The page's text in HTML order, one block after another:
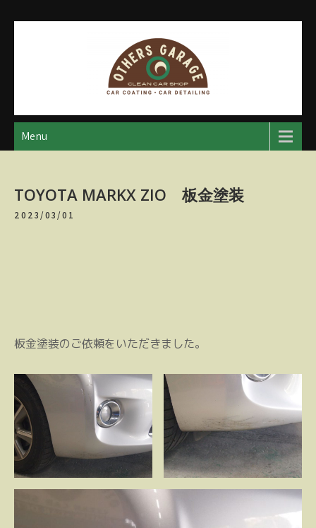
アザースガレージ
【神奈川・厚木・愛川】カーメンテナンス
Menu
TOYOTA MARKX ZIO 板金塗装
2023/03/01
板金塗装のご依頼をいただきました。